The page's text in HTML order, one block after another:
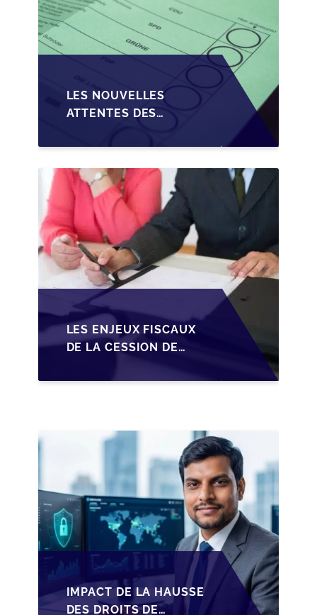
LES NOUVELLES
ATTENTES DES
TRANSMISSION DES
PME BELGES
LES ENJEUX FISCAUX
DE LA CESSION DE
LES DIRIGEANTS DE
IMPACT DE LA HAUSSE
DES DROITS DE